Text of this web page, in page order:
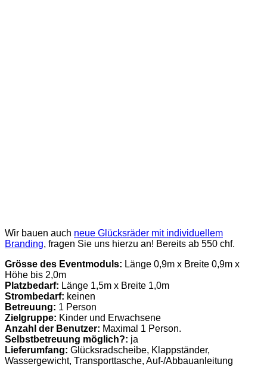
Wir bauen auch neue Glücksräder mit individuellem
Branding, fragen Sie uns hierzu an! Bereits ab 550 chf.
Grösse des Eventmoduls: Länge 0,9m x Breite 0,9m x
Höhe bis 2,0m
Platzbedarf: Länge 1,5m x Breite 1,0m
Strombedarf: keinen
Betreuung: 1 Person
Zielgruppe: Kinder und Erwachsene
Anzahl der Benutzer: Maximal 1 Person.
Selbstbetreuung möglich?: ja
Lieferumfang: Glücksradscheibe, Klappständer,
Wassergewicht, Transporttasche, Auf-/Abbauanleitung